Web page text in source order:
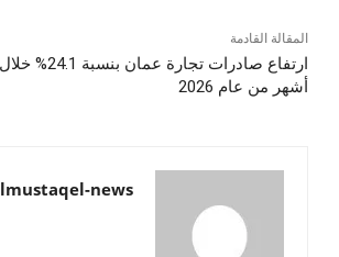
المقالة القادمة
ارتفاع صادرات تجارة
أشهر من عام 2026
news